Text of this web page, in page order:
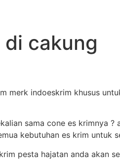
cakung
merk indoeskrim khusus
sama cone es krimnya
kebutuhan es krim untuk
pesta hajatan anda akan